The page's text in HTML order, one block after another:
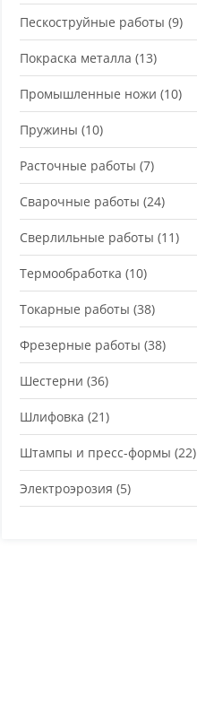
Пескоструйные работы (9)
Покраска металла (13)
Промышленные ножи (10)
Пружины (10)
Расточные работы (7)
Сварочные работы (24)
Сверлильные работы (11)
Термообработка (10)
Токарные работы (38)
Фрезерные работы (38)
Шестерни (36)
Шлифовка (21)
Штампы и пресс-формы (22)
Электроэрозия (5)